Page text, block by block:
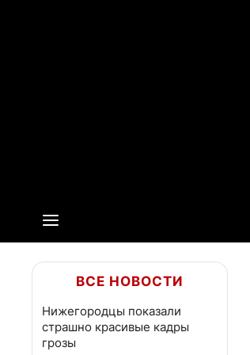
ВСЕ НОВОСТИ
Нижегородцы показали
страшно красивые кадры
грозы